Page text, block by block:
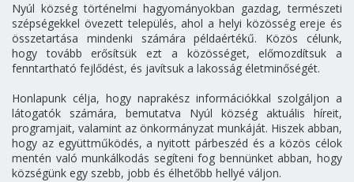
Nyúl község történelmi hagyományokban gazdag, természeti
szépségekkel övezett település, ahol a helyi közösség ereje és
összetartása mindenki számára példaértékű. Közös célunk,
hogy tovább erősítsük ezt a közösséget, előmozdítsuk a
fenntartható fejlődést, és javítsuk a lakosság életminőségét.
Honlapunk célja, hogy naprakész információkkal szolgáljon a
látogatók számára, bemutatva Nyúl község aktuális híreit,
programjait, valamint az önkormányzat munkáját. Hiszek abban,
hogy az együttműködés, a nyitott párbeszéd és a közös célok
mentén való munkálkodás segíteni fog bennünket abban, hogy
községünk egy szebb, jobb és élhetőbb hellyé váljon.